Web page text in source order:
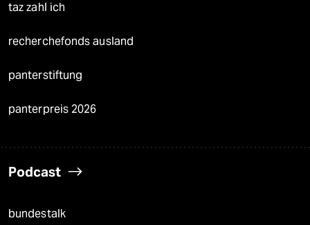
taz zahl ich
recherchefonds ausland
panterstiftung
panterpreis 2026
Podcast
bundestalk